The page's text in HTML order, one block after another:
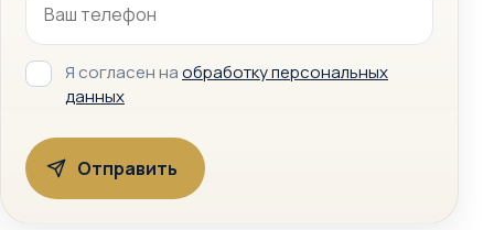
Я согласен наобработку персональных
данных